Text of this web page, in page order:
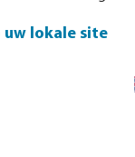
direct via de
uw lokale site